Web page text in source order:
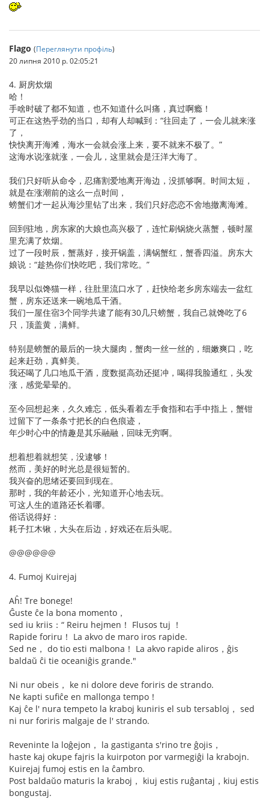
Flago (Переглянути профіль)
20 липня 2010 р. 02:05:21
4. 厨房炊烟
哈！
手啥时破了都不知道，也不知道什么叫痛，真过啊瘾！
可正在这热乎劲的当口，却有人却喊到：“往回走了，一会儿就来涨
了，
快快离开海滩，海水一会就会涨上来，要不就来不极了。”
这海水说涨就涨，一会儿，这里就会是汪洋大海了。
我们只好听从命令，忍痛割爱地离开海边，没抓够啊。时间太短，
就是在涨潮前的这么一点时间，
螃蟹们才一起从海沙里钻了出来，我们只好恋恋不舍地撤离海滩。
回到驻地，房东家的大娘也高兴极了，连忙刷锅烧火蒸蟹，顿时屋
里充满了炊烟。
过了一段时辰，蟹蒸好，接开锅盖，满锅蟹红，蟹香四溢。房东大
娘说：“趁热你们快吃吧，我们常吃。”
我早以似馋猫一样，往肚里流口水了，赶快给老乡房东端去一盆红
蟹，房东还送来一碗地瓜干酒。
我们一屋住宿3个同学共逮了能有30几只螃蟹，我自己就馋吃了6
只，顶盖黄，满鲜。
特别是螃蟹的最后的一块大腿肉，蟹肉一丝一丝的，细嫩爽口，吃
起来赶劲，真鲜美。
我还喝了几口地瓜干酒，度数挺高劲还挺冲，喝得我脸通红，头发
涨，感觉晕晕的。
至今回想起来，久久难忘，低头看着左手食指和右手中指上，蟹钳
过留下了一条条寸把长的白色痕迹，
年少时心中的情趣是其乐融融，回味无穷啊。
想着想着就想笑，没逮够！
然而，美好的时光总是很短暂的。
我兴奋的思绪还要回到现在。
那时，我的年龄还小，光知道开心地去玩。
可这人生的道路还长着哪。
俗话说得好：
耗子扛木锹，大头在后边，好戏还在后头呢。
@@@@@@
4. Fumoj Kuirejaj
Aĥ! Tre bonege!
Ĝuste ĉe la bona momento，
sed iu kriis：“ Reiru hejmen！ Flusos tuj ！
Rapide foriru！ La akvo de maro iros rapide.
Sed ne， do tio esti malbona！ La akvo rapide aliros，ĝis
baldaŭ ĉi tie oceaniĝis grande."
Ni nur obeis， ke ni dolore deve foriris de strando.
Ne kapti sufiĉe en mallonga tempo！
Kaj ĉe l' nura tempeto la kraboj kuniris el sub tersabloj， sed
ni nur foriris malgaje de l' strando.
Reveninte la loĝejon， la gastiganta s'rino tre ĝojis，
haste kaj okupe fajris la kuirpoton por varmegiĝi la krabojn.
Kuirejaj fumoj estis en la ĉambro.
Post baldaŭo maturis la kraboj， kiuj estis ruĝantaj，kiuj estis
bongustaj.